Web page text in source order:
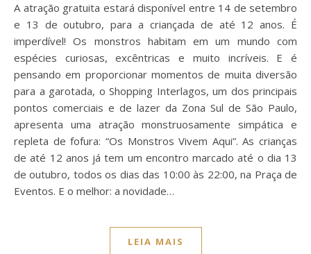
A atração gratuita estará disponível entre 14 de setembro
e 13 de outubro, para a criançada de até 12 anos. É
imperdível! Os monstros habitam em um mundo com
espécies curiosas, excêntricas e muito incríveis. E é
pensando em proporcionar momentos de muita diversão
para a garotada, o Shopping Interlagos, um dos principais
pontos comerciais e de lazer da Zona Sul de São Paulo,
apresenta uma atração monstruosamente simpática e
repleta de fofura: “Os Monstros Vivem Aqui”. As crianças
de até 12 anos já tem um encontro marcado até o dia 13
de outubro, todos os dias das 10:00 às 22:00, na Praça de
Eventos. E o melhor: a novidade…
LEIA MAIS